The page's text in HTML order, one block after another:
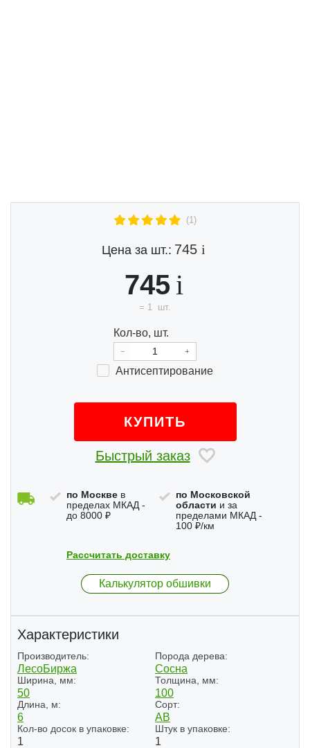
Цена за шт.: 745
(1)
745
= 1 шт.
Кол-во, шт.
Антисептирование
КУПИТЬ
Быстрый заказ
по Москве в
пределах МКАД -
до 8000 ₽
по Московской
области и за
пределами МКАД -
100 ₽/км
Рассчитать доставку
Калькулятор обшивки
Характеристики
Производитель:
ЛесоБиржа
Порода дерева:
Сосна
Ширина, мм:
50
Толщина, мм:
100
Длина, м:
6
Сорт:
АВ
Кол-во досок в упаковке:
1
Штук в упаковке:
1